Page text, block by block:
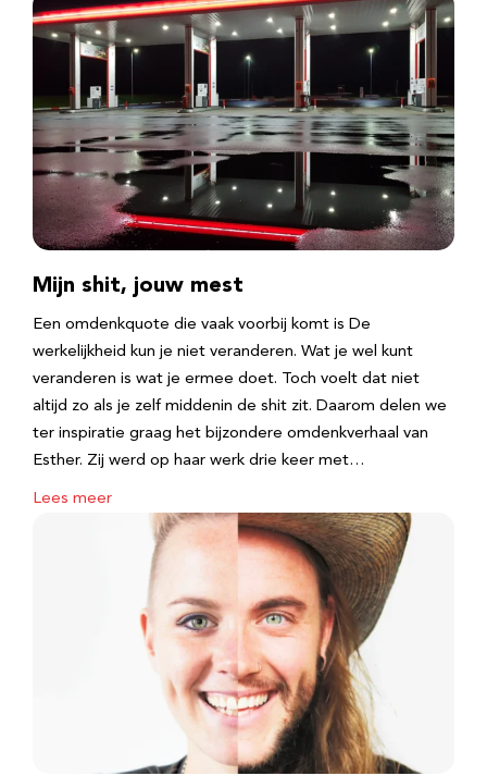
Mijn shit, jouw mest
Een omdenkquote die vaak voorbij komt is De
werkelijkheid kun je niet veranderen. Wat je wel kunt
veranderen is wat je ermee doet. Toch voelt dat niet
altijd zo als je zelf middenin de shit zit. Daarom delen we
ter inspiratie graag het bijzondere omdenkverhaal van
Esther. Zij werd op haar werk drie keer met…
Lees meer